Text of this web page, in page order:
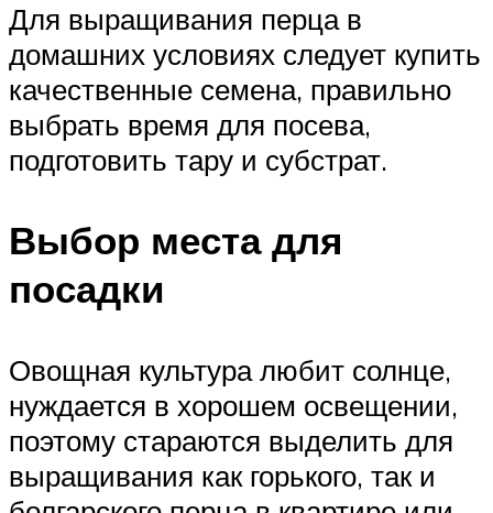
Для выращивания перца в
домашних условиях следует купить
качественные семена, правильно
выбрать время для посева,
подготовить тару и субстрат.
Выбор места для
посадки
Овощная культура любит солнце,
нуждается в хорошем освещении,
поэтому стараются выделить для
выращивания как горького, так и